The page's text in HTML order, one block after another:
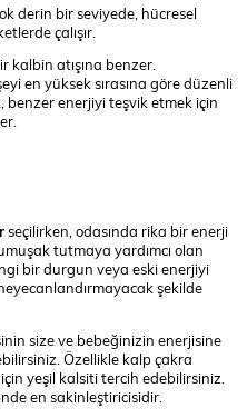
derin bir seviyede, hücresel
çalışır.
kalbin atışına benzer.
en yüksek sırasına göre düzenli
enerjiyi teşvik etmek için
seçilirken, odasında rika bir enerji
tutmaya yardımcı olan
bir durgun veya eski enerjiyi
şekilde
size ve bebeğinizin enerjisine
Özellikle kalp çakra
için yeşil kalsiti tercih edebilirsiniz.
en sakinleştiricisidir.